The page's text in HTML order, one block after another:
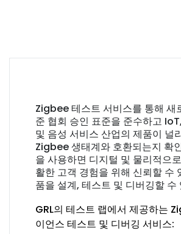
Zigbee 테스트 서비스를 통해 새
준 협회 승인 표준을 준수하고
및 음성 서비스 산업의 제품이 널
Zigbee 생태계와 호환되는지 확
을 사용하면 디지털 및 물리적으
활한 고객 경험을 위해 신뢰할 수
품을 설계, 테스트 및 디버깅할 수
GRL의 테스트 랩에서 제공하는
이언스 테스트 및 디버깅 서비스: